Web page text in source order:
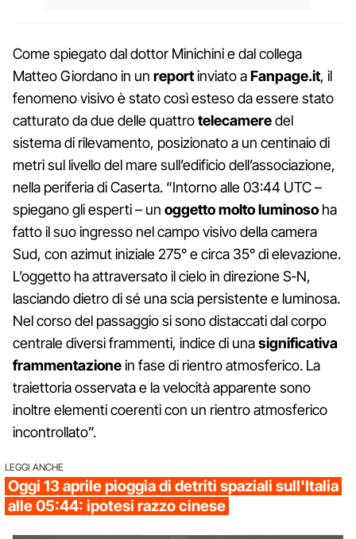
Come spiegato dal dottor Minichini e dal collega
Matteo Giordano in un reportinviato aFanpage.it, il
fenomeno visivo è stato così esteso da essere stato
catturato da due delle quattrotelecameredel
sistema di rilevamento, posizionato a un centinaio di
metri sul livello del mare sull’edificio dell’associazione,
nella periferia di Caserta. “Intorno alle 03:44 UTC –
spiegano gli esperti – un oggetto molto luminoso ha
fatto il suo ingresso nel campo visivo della camera
Sud, con azimut iniziale 275° e circa 35° di elevazione.
L’oggetto ha attraversato il cielo in direzione S‑N,
lasciando dietro di sé una scia persistente e luminosa.
Nel corso del passaggio si sono distaccati dal corpo
centrale diversi frammenti, indice di unasignificativa
frammentazionein fase di rientro atmosferico. La
traiettoria osservata e la velocità apparente sono
inoltre elementi coerenti con un rientro atmosferico
incontrollato”.
LEGGI ANCHE
Oggi 13 aprile pioggia di detriti spaziali sull'Italia
alle 05:44: ipotesi razzo cinese